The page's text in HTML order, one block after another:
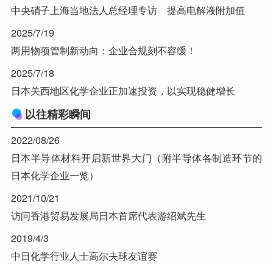
中央硝子上海当地法人总经理专访 提高电解液附加值
2025/7/19
两用物项管制新动向：企业合规刻不容缓！
2025/7/18
日本关西地区化学企业正加速投资，以实现稳健增长
以往精彩瞬间
2022/08/26
日本半导体材料开启新世界大门（附半导体各制造环节的
日本化学企业一览）
2021/10/21
访问香港贸易发展局日本首席代表游绍斌先生
2019/4/3
中日化学行业人士高尔夫球友谊赛